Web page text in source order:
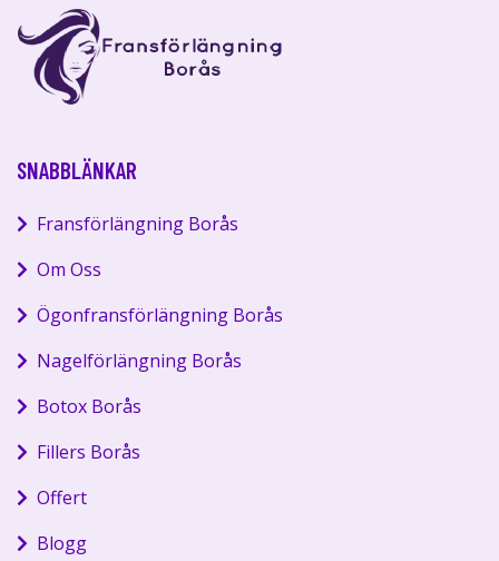
SNABBLÄNKAR
Fransförlängning Borås
Om Oss
Ögonfransförlängning Borås
Nagelförlängning Borås
Botox Borås
Fillers Borås
Offert
Blogg